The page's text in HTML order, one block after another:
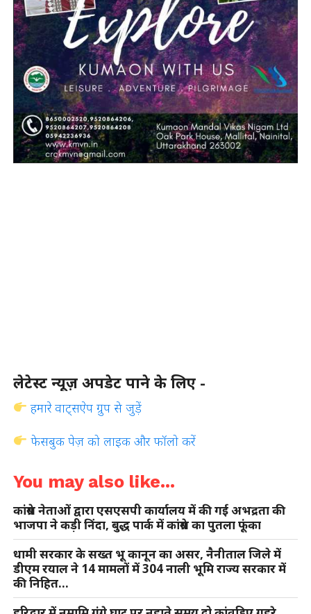
लेटेस्ट न्यूज़ अपडेट पाने के लिए -
हमारे वाट्सऐप ग्रुप से जुड़ें
फेसबुक पेज़ को लाइक और फॉलो करें
You may also like...
कांग्रेस नेताओं द्वारा एसएसपी कार्यालय में की गई अभद्रता की
भाजपा ने कड़ी निंदा, बुद्ध पार्क में कांग्रेस का पुतला फूंका
धामी सरकार के सख्त भू कानून का असर, नैनीताल जिले में
डीएम रयाल ने 14 मामलों में 304 नाली भूमि राज्य सरकार में
की निहित…